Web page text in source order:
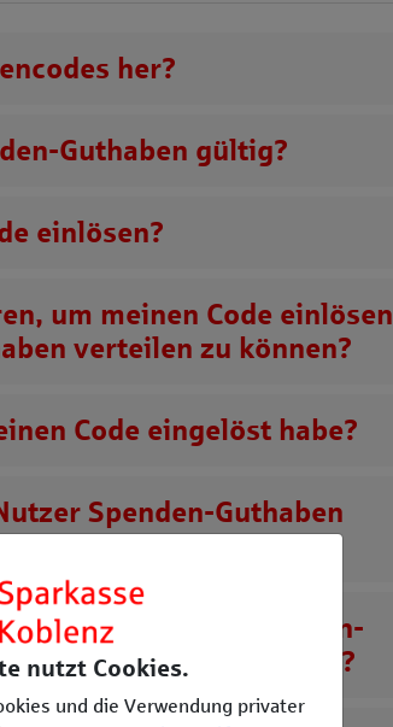
nutzt Cookies.
und die Verwendung privater
her?
Guthaben gültig?
einlösen?
um meinen Code einlösen
verteilen zu können?
Code eingelöst habe?
Spenden-Guthaben
nicht verteilten
Spenden-
Projekte unterstütze?